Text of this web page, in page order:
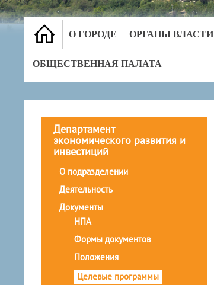
О ГОРОДЕ ОРГАНЫ ВЛАСТИ
ОБЩЕСТВЕННАЯ ПАЛАТА
Департамент
экономического развития и
инвестиций
О подразделении
Деятельность
Документы
НПА
Формы документов
Положения
Целевые программы